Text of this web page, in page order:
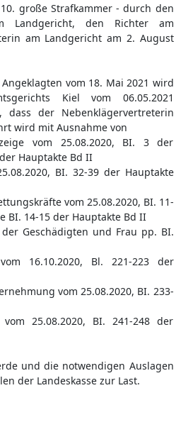
große Strafkammer - durch den
Landgericht, den Richter am
am Landgericht am 2. August
vom 18. Mai 2021 wird
Kiel vom 06.05.2021
dass der Nebenklägervertreterin
wird mit Ausnahme von
vom 25.08.2020, BI. 3 der
Hauptakte Bd II
BI. 32-39 der Hauptakte
vom 25.08.2020, BI. 11-
BI. 14-15 der Hauptakte Bd II
Geschädigten und Frau pp. BI.
16.10.2020, Bl. 221-223 der
vom 25.08.2020, BI. 233-
25.08.2020, BI. 241-248 der
und die notwendigen Auslagen
der Landeskasse zur Last.